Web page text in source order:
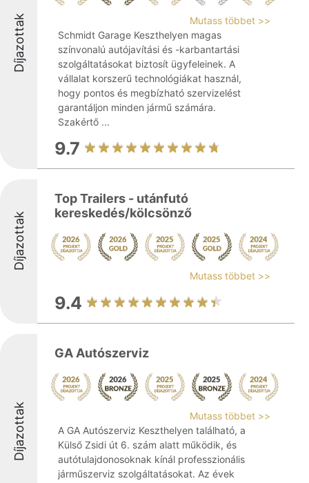
Díjazottak
Mutass többet >>
Schmidt Garage Keszthelyen magas
színvonalú autójavítási és -karbantartási
szolgáltatásokat biztosít ügyfeleinek. A
vállalat korszerű technológiákat használ,
hogy pontos és megbízható szervizelést
garantáljon minden jármű számára.
Szakértő ...
9.7
Díjazottak
Top Trailers - utánfutó
kereskedés/kölcsönző
Mutass többet >>
9.4
Díjazottak
GA Autószerviz
Mutass többet >>
A GA Autószerviz Keszthelyen található, a
Külső Zsidi út 6. szám alatt működik, és
autótulajdonosoknak kínál professzionális
járműszerviz szolgáltatásokat. Az évek